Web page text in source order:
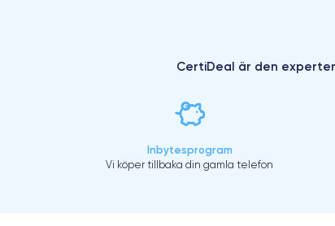
CertiDeal är den
Inbytesprogram
Vi köper tillbaka din gamla telefon